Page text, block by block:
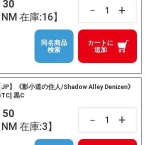
30
NM 在庫:16】
－ +
カートに
追加
同名商品
検索
JP】《影小道の住人/Shadow Alley Denizen》
黒C
50
NM 在庫:3】
－ +